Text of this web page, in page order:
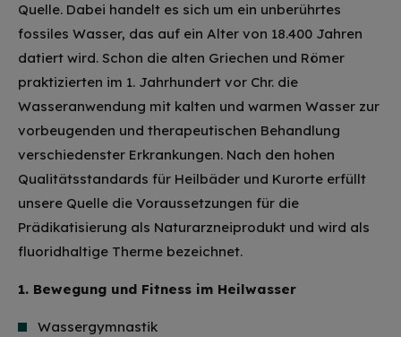
Quelle. Dabei handelt es sich um ein unberührtes
fossiles Wasser, das auf ein Alter von 18.400 Jahren
datiert wird. Schon die alten Griechen und Römer
praktizierten im 1. Jahrhundert vor Chr. die
Wasseranwendung mit kalten und warmen Wasser zur
vorbeugenden und therapeutischen Behandlung
verschiedenster Erkrankungen. Nach den hohen
Qualitätsstandards für Heilbäder und Kurorte erfüllt
unsere Quelle die Voraussetzungen für die
Prädikatisierung als Naturarzneiprodukt und wird als
fluoridhaltige Therme bezeichnet.
1. Bewegung und Fitness im Heilwasser
Wassergymnastik